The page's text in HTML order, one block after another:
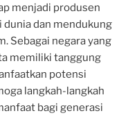
menjadi produsen
dan mendukung
Sebagai negara yang
memiliki tanggung
potensi
langkah-langkah
bagi generasi